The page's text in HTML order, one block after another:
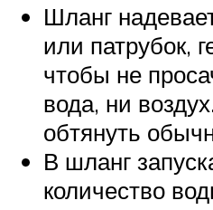
Шланг
или патрубок,
чтобы не
вода, ни
обтянуть
В шланг
количество